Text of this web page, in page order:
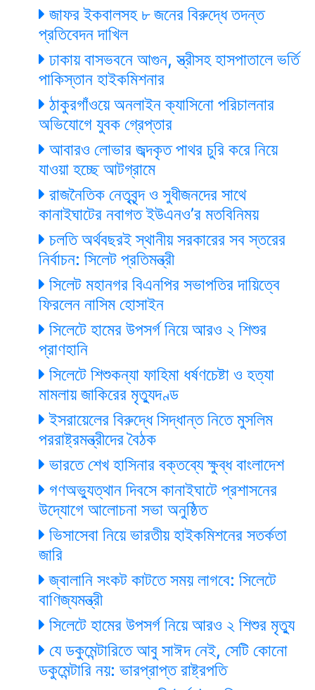
জাফর ইকবালসহ ৮ জনের বিরুদ্ধে তদন্ত
প্রতিবেদন দাখিল
ঢাকায় বাসভবনে আগুন, স্ত্রীসহ হাসপাতালে ভর্তি
পাকিস্তান হাইকমিশনার
ঠাকুরগাঁওয়ে অনলাইন ক্যাসিনো পরিচালনার
অভিযোগে যুবক গ্রেপ্তার
আবারও লোভার জব্দকৃত পাথর চুরি করে নিয়ে
যাওয়া হচ্ছে আটগ্রামে
রাজনৈতিক নেতৃবৃন্দ ও সুধীজনদের সাথে
কানাইঘাটের নবাগত ইউএনও’র মতবিনিময়
চলতি অর্থবছরই স্থানীয় সরকারের সব স্তরের
নির্বাচন: সিলেট প্রতিমন্ত্রী
সিলেট মহানগর বিএনপির সভাপতির দায়িত্বে
ফিরলেন নাসিম হোসাইন
সিলেটে হামের উপসর্গ নিয়ে আরও ২ শিশুর
প্রাণহানি
সিলেটে শিশুকন্যা ফাহিমা ধর্ষণচেষ্টা ও হত্যা
মামলায় জাকিরের মৃত্যুদণ্ড
ইসরায়েলের বিরুদ্ধে সিদ্ধান্ত নিতে মুসলিম
পররাষ্ট্রমন্ত্রীদের বৈঠক
ভারতে শেখ হাসিনার বক্তব্যে ক্ষুব্ধ বাংলাদেশ
গণঅভ্যুত্থান দিবসে কানাইঘাটে প্রশাসনের
উদ্যোগে আলোচনা সভা অনুষ্ঠিত
ভিসাসেবা নিয়ে ভারতীয় হাইকমিশনের সতর্কতা
জারি
জ্বালানি সংকট কাটতে সময় লাগবে: সিলেটে
বাণিজ্যমন্ত্রী
সিলেটে হামের উপসর্গ নিয়ে আরও ২ শিশুর মৃত্যু
যে ডকুমেন্টারিতে আবু সাঈদ নেই, সেটি কোনো
ডকুমেন্টারি নয়: ভারপ্রাপ্ত রাষ্ট্রপতি